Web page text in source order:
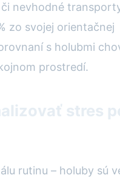
nevhodné
zo svojej orientačnej
s holubmi
prostredí.
stres
rutinu – holuby sú